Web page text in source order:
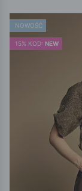
NOWOŚĆ
15% KOD: NEW